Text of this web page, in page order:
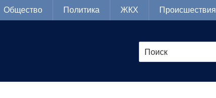
Общество Политика ЖКХ Происшествия